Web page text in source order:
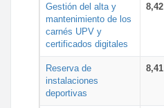
Gestión del alta y
mantenimiento de los
carnés UPV y
certificados digitales
8,42
Reserva de
instalaciones
deportivas
8,41